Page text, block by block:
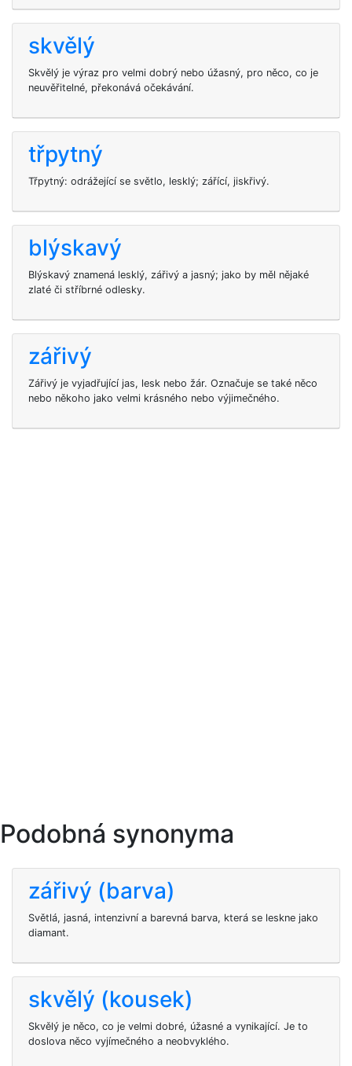
skvělý
Skvělý je výraz pro velmi dobrý nebo úžasný, pro něco, co je
neuvěřitelné, překonává očekávání.
třpytný
Třpytný: odrážející se světlo, lesklý; zářící, jiskřivý.
blýskavý
Blýskavý znamená lesklý, zářivý a jasný; jako by měl nějaké
zlaté či stříbrné odlesky.
zářivý
Zářivý je vyjadřující jas, lesk nebo žár. Označuje se také něco
nebo někoho jako velmi krásného nebo výjimečného.
Podobná synonyma
zářivý (barva)
Světlá, jasná, intenzivní a barevná barva, která se leskne jako
diamant.
skvělý (kousek)
Skvělý je něco, co je velmi dobré, úžasné a vynikající. Je to
doslova něco vyjímečného a neobvyklého.